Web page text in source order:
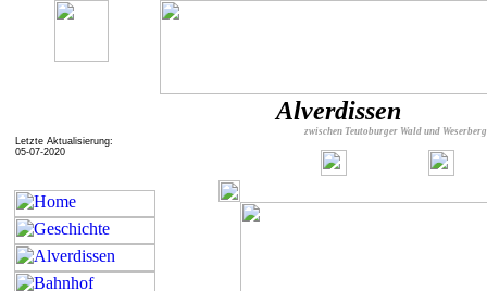
Letzte Aktualisierung:
05-07-2020
Alverdissen
zwischen Teutoburger Wald und